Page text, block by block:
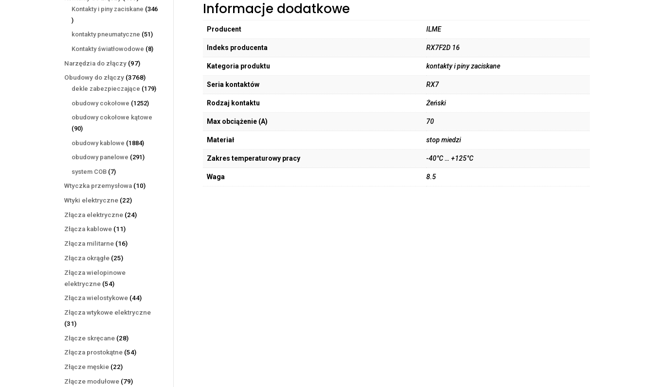
produktów
Kontakty i piny zaciskane 346
346
produktów
kontakty pneumatyczne 5151
produktów
Kontakty światłowodowe 88
Narzędzia do złączy 9797
produktów
Obudowy do złączy 37683768
produktów
dekle zabezpieczające 179179
obudowy cokołowe 12521252
obudowy cokołowe kątowe
9090
produktów
obudowy kablowe 18841884
produkty
obudowy panelowe 291291
system COB 77
produktów
Wtyczka przemysłowa 1010
Wtyki elektryczne 2222
produkty
Złącza elektryczne 2424
Złącza kablowe 1111
produktów
Złącza militarne 1616
Złącza okrągłe 2525
Złącza wielopinowe
elektryczne 5454
produkty
Złącza wielostykowe 4444
Złącza wtykowe elektryczne
3131
produktów
Złącze skręcane 2828
produktów
Złącza prostokątne 5454
Złącze męskie 2222
produkty
Złącze modułowe 7979
Informacje dodatkowe
Producent ILME
Indeks producenta RX7F2D 16
Kategoria produktu kontakty i piny zaciskane
Seria kontaktów RX7
Rodzaj kontaktu Żeński
Max obciążenie (A) 70
Materiał stop miedzi
Zakres temperaturowy pracy -40°C … +125°C
Waga 8.5